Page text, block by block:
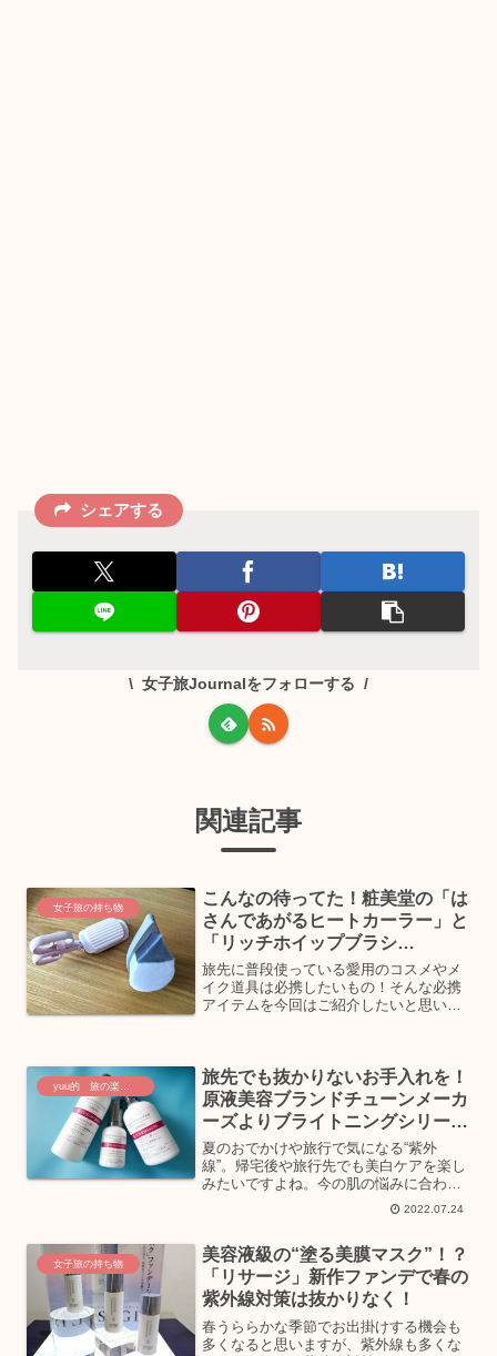
シェアする
女子旅Journalをフォローする
関連記事
女子旅の持ち物
こんなの待ってた！粧美堂の「は
さんであがるヒートカーラー」と
「リッチホイップブラシ
SHINKA」が手放せない
旅先に普段使っている愛用のコスメやメ
イク道具は必携したいもの！そんな必携
アイテムを今回はご紹介したいと思いま
す。今回ご紹介するコスメア...
旅先でも抜かりないお手入れを！
原液美容ブランドチューンメーカ
ーズよりブライトニングシリーズ
登場
夏のおでかけや旅行で気になる“紫外
線”。帰宅後や旅行先でも美白ケアを楽し
みたいですよね。今の肌の悩みに合わせ
て“高濃度の原液”でケアができる原液美
容ブランド＜TUNEMAKERS（チューン
イトニングシリー...
2022.07.24
女子旅の持ち物
美容液級の“塗る美膜マスク”！？
「リサージ」新作ファンデで春の
紫外線対策は抜かりなく！
春うららかな季節でお出掛けする機会も
多くなると思いますが、紫外線も多くな